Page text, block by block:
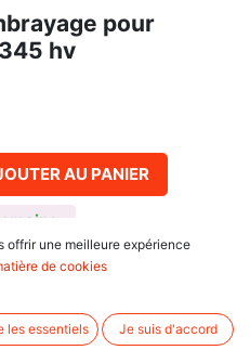
pour
hv
AU PANIER
D4.203, 168, 185 FR, 188 FR,
diamètre 50/60,5 mm ou
avec pour référence d'origine
offrir une meilleure expérience
de cookies
les essentiels Je suis d'accord